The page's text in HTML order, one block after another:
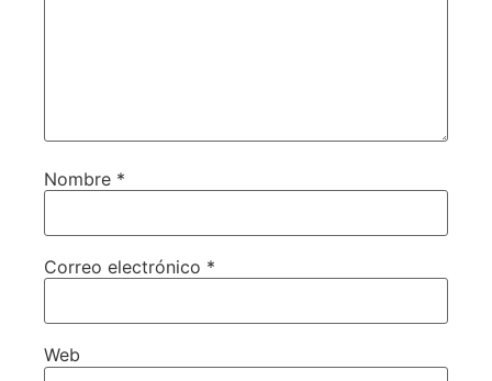
Nombre *
Correo electrónico *
Web